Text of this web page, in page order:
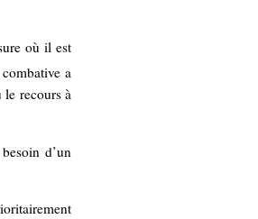
où il est
a
le recours à
d’un